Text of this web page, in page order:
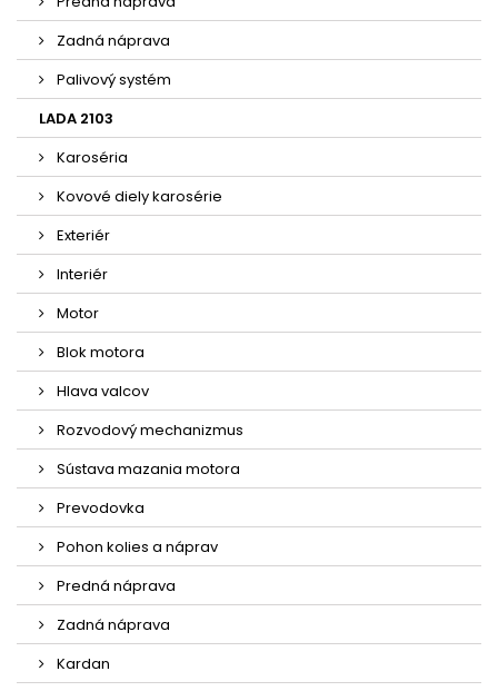
Zadná náprava
Palivový systém
LADA 2103
Karoséria
Kovové diely karosérie
Exteriér
Interiér
Motor
Blok motora
Hlava valcov
Rozvodový mechanizmus
Sústava mazania motora
Prevodovka
Pohon kolies a náprav
Predná náprava
Zadná náprava
Kardan